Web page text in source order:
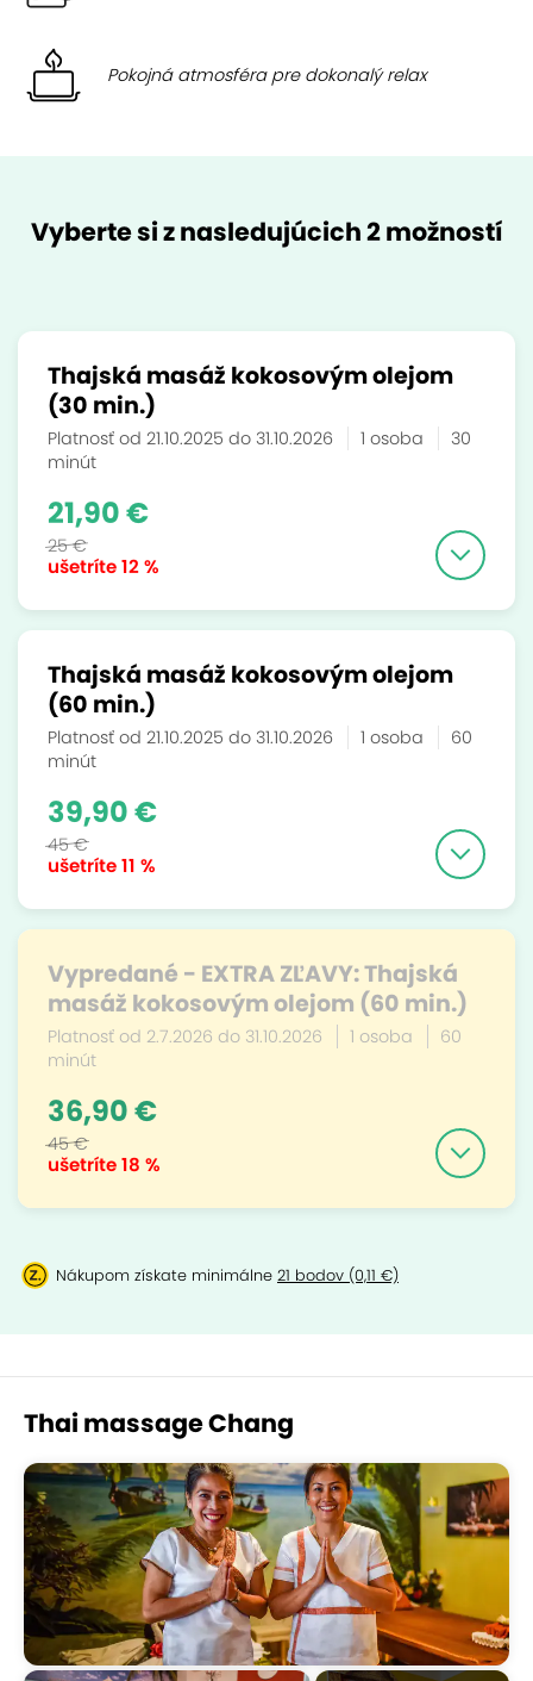
Pokojná atmosféra pre dokonalý relax
Vyberte si z nasledujúcich 2 možností
Thajská masáž kokosovým olejom
(30 min.)
Platnosť od 21.10.2025 do 31.10.2026 1 osoba
30
minút
ušetríte12 %
21,90 €
25 €
Thajská masáž kokosovým olejom
(60 min.)
Platnosť od 21.10.2025 do 31.10.2026 1 osoba
60
minút
ušetríte11 %
39,90 €
45 €
Vypredané - EXTRA ZĽAVY: Thajská
masáž kokosovým olejom (60 min.)
Platnosť od 2.7.2026 do 31.10.2026 1 osoba
60
minút
ušetríte18 %
36,90 €
45 €
Nákupom získate minimálne 21 bodov (0,11 €)
Thai massage Chang